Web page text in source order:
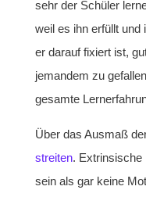
sehr der Schüler
weil es ihn erfüllt
er darauf fixiert ist,
jemandem zu
gesamte
Über das Ausmaß
streiten. Extrinsische
sein als gar keine